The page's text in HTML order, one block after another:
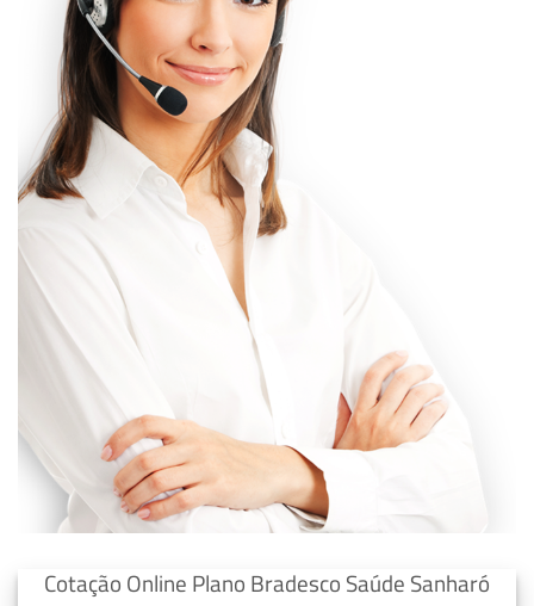
Cotação Online Plano Bradesco Saúde Sanharó